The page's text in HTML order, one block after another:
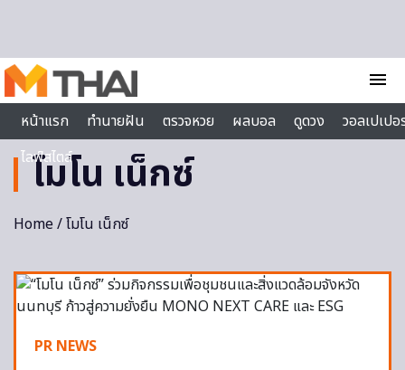
menu
หน้าแรก
ทำนายฝัน ตรวจหวย ผลบอล ดูดวง
วอลเปเป
ไลฟ์สไตล์
โมโน เน็กซ์
Home/ โมโน เน็กซ์
PR NEWS